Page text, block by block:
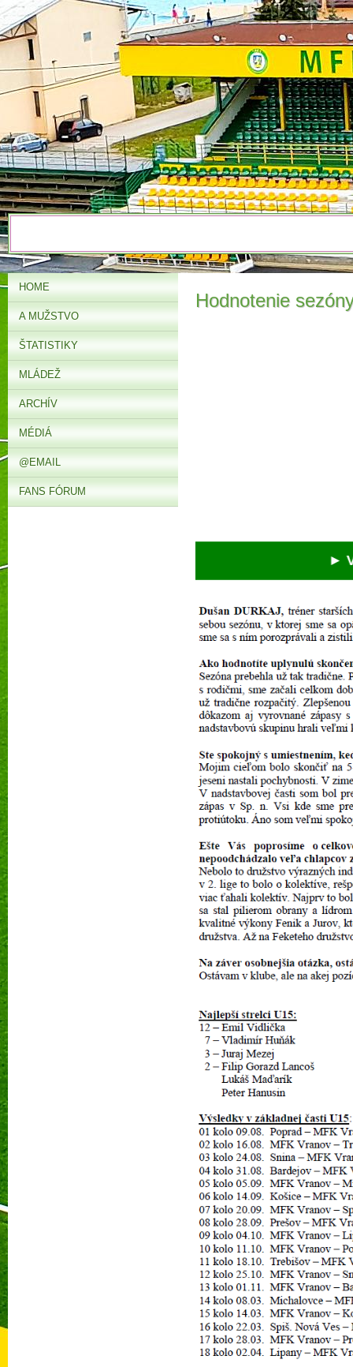
Hodnotenie
► V
HOME
A MUŽSTVO
ŠTATISTIKY
MLÁDEŽ
ARCHÍV
MÉDIÁ
@EMAIL
FANS FÓRUM